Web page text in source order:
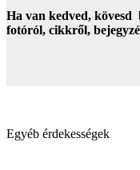
Ha van kedved, kövesd
fotóról, cikkről,
Egyéb érdekességek